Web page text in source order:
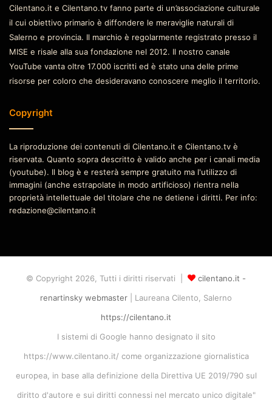
Cilentano.it e Cilentano.tv fanno parte di un’associazione culturale
il cui obiettivo primario è diffondere le meraviglie naturali di
Salerno e provincia. Il marchio è regolarmente registrato presso il
MISE e risale alla sua fondazione nel 2012. Il nostro canale
YouTube vanta oltre 17.000 iscritti ed è stato una delle prime
risorse per coloro che desideravano conoscere meglio il territorio.
Copyright
La riproduzione dei contenuti di Cilentano.it e Cilentano.tv è
riservata. Quanto sopra descritto è valido anche per i canali media
(youtube). Il blog è e resterà sempre gratuito ma l'utilizzo di
immagini (anche estrapolate in modo artificioso) rientra nella
proprietà intellettuale del titolare che ne detiene i diritti. Per info:
redazione@cilentano.it
© Copyright 2026, Tutti i diritti riservati |
cilentano.it -
renartinsky webmaster | Laureana Cilento, Salerno
https://cilentano.it
I sistemi di Google hanno designato il sito
https://www.cilentano.it/ come organizzazione giornalistica
europea, in base alla definizione della Direttiva UE 2019/790 sul
diritto d'autore e sui diritti connessi nel mercato unico digitale"